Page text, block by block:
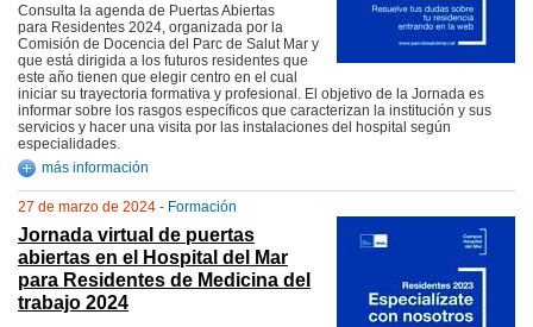
Consulta la agenda de Puertas Abiertas
para Residentes 2024, organizada por la
Comisión de Docencia del Parc de Salut Mar y
que está dirigida a los futuros residentes que
este año tienen que elegir centro en el cual
iniciar su trayectoria formativa y profesional. El objetivo de la Jornada es
informar sobre los rasgos específicos que caracterizan la institución y sus
servicios y hacer una visita por las instalaciones del hospital según
especialidades.
más información
27 de marzo de 2024 - Formación
Jornada virtual de puertas
abiertas en el Hospital del Mar
para Residentes de Medicina del
trabajo 2024